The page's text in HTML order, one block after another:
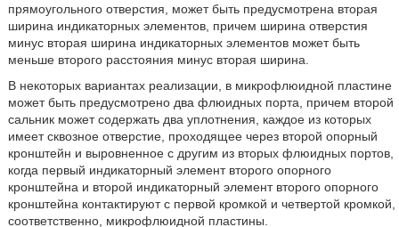
прямоугольного отверстия, может быть предусмотрена вторая
ширина индикаторных элементов, причем ширина отверстия
минус вторая ширина индикаторных элементов может быть
меньше второго расстояния минус вторая ширина.
В некоторых вариантах реализации, в микрофлюидной пластине
может быть предусмотрено два флюидных порта, причем второй
сальник может содержать два уплотнения, каждое из которых
имеет сквозное отверстие, проходящее через второй опорный
кронштейн и выровненное с другим из вторых флюидных портов,
когда первый индикаторный элемент второго опорного
кронштейна и второй индикаторный элемент второго опорного
кронштейна контактируют с первой кромкой и четвертой кромкой,
соответственно, микрофлюидной пластины.